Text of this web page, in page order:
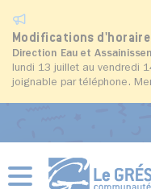
Modifications
Direction Eau et
lundi 13 juillet au vendredi
joignable par téléphone.
Menu